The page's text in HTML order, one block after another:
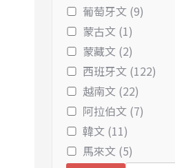
葡萄牙文 (9)
蒙古文 (1)
蒙藏文 (2)
西班牙文 (122)
越南文 (22)
阿拉伯文 (7)
韓文 (11)
馬來文 (5)